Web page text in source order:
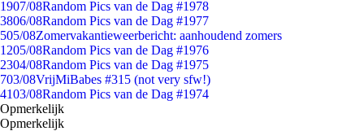
1907/08Random Pics van de Dag #1978
3806/08Random Pics van de Dag #1977
505/08Zomervakantieweerbericht: aanhoudend zomers
1205/08Random Pics van de Dag #1976
2304/08Random Pics van de Dag #1975
703/08VrijMiBabes #315 (not very sfw!)
4103/08Random Pics van de Dag #1974
Opmerkelijk
Opmerkelijk